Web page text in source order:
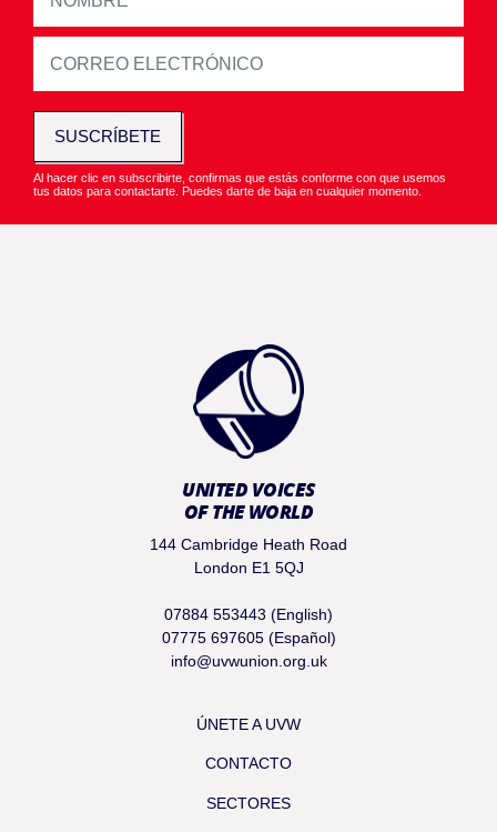
SUSCRÍBETE
Al hacer clic en subscribirte, confirmas que estás conforme con que usemos
tus datos para contactarte. Puedes darte de baja en cualquier momento.
UNITED VOICES
OF THE WORLD
144 Cambridge Heath Road
London E1 5QJ
07884 553443 (English)
07775 697605 (Español)
info@uvwunion.org.uk
ÚNETE A UVW
CONTACTO
SECTORES